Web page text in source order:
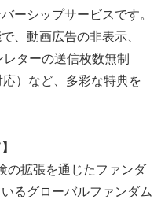
ーシップサービスです。
、動画広告の非表示、
ターの送信枚数無制
）など、多彩な特典を
の拡張を通じたファンダ
るグローバルファンダム